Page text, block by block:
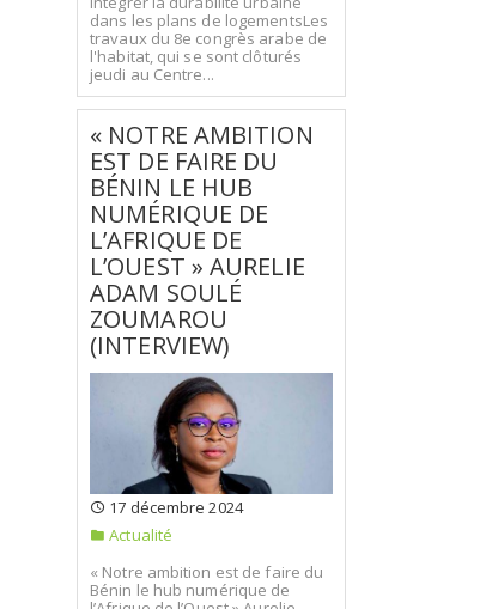
dans les plans de logementsLes
travaux du 8e congrès arabe de
l'habitat, qui se sont clôturés
jeudi au Centre...
« NOTRE AMBITION
EST DE FAIRE DU
BÉNIN LE HUB
NUMÉRIQUE DE
L’AFRIQUE DE
L’OUEST » AURELIE
ADAM SOULÉ
ZOUMAROU
(INTERVIEW)
17 décembre 2024
Actualité
« Notre ambition est de faire du
Bénin le hub numérique de